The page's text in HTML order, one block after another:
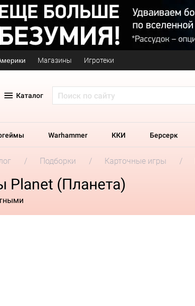
Магазины Игротеки
Каталог
Warhammer ККИ Берсерк
Подборки Карточные игры
Planet (Планета)